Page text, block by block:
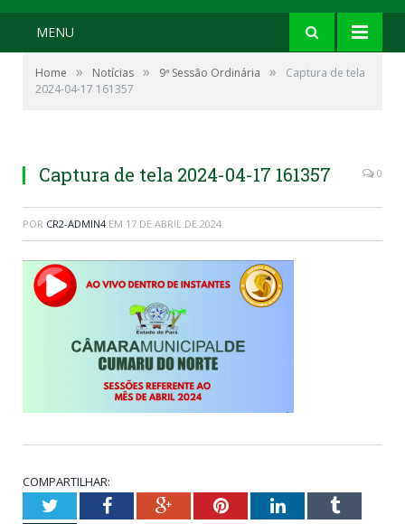
MENU
Home » Notícias » 9ª Sessão Ordinária »
Captura de tela
2024-04-17 161357
Captura de tela 2024-04-17 161357 0
POR CR2-ADMIN4 EM 17 DE ABRIL DE 2024
COMPARTILHAR:
TwitterFacebookGoogle+PinterestLinkedInTumblr